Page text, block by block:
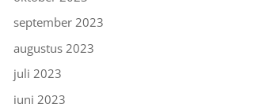
september 2023
augustus 2023
juli 2023
juni 2023